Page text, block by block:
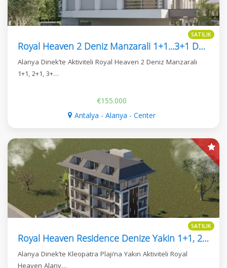
SATILIK
Royal Heaven 2 Deniz Manzarali 1+1...3+1 Daireler
Alanya Dinek’te Aktiviteli Royal Heaven 2 Deniz Manzaralı
1+1, 2+1, 3+…
€155.000
Antalya - Alanya - Center
SATILIK
Royal Heaven Residence Denize Yakin 1+1, 2+1 Dai̇reler
Alanya Dinek’te Kleopatra Plajı’na Yakın Aktiviteli Royal
Heaven Alany…